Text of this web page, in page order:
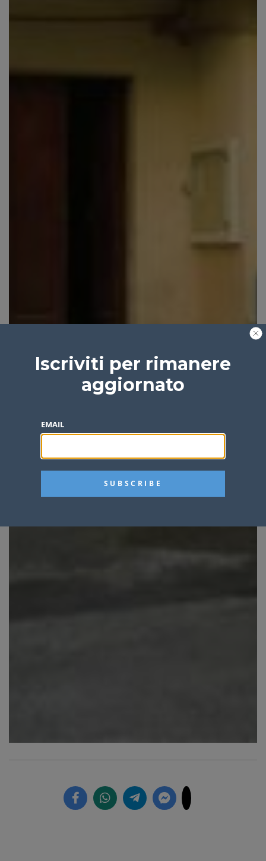
Iscriviti per rimanere
aggiornato
EMAIL